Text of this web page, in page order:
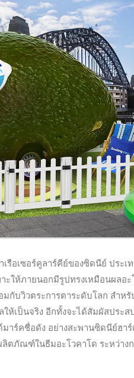
รือเซอร์คูลาร์คีย์ของซิดนีย์ ประเ
ให้ภายนอกมีรูปทรงเหมือนผลอ
กับวิวตระการตาระดับโลก สำห
ห้เป็นจริง อีกทั้งจะได้สัมผัสประ
ร์คชื่อดัง อย่างสะพานซิดนีย์ฮาร์
ตภัณฑ์ในธีมอะโวคาโด ระหว่าง